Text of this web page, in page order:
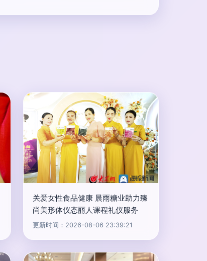
关爱女性食品健康 晨雨糖业助力臻
尚美形体仪态丽人课程礼仪服务
更新时间：2026-08-06 23:39:21